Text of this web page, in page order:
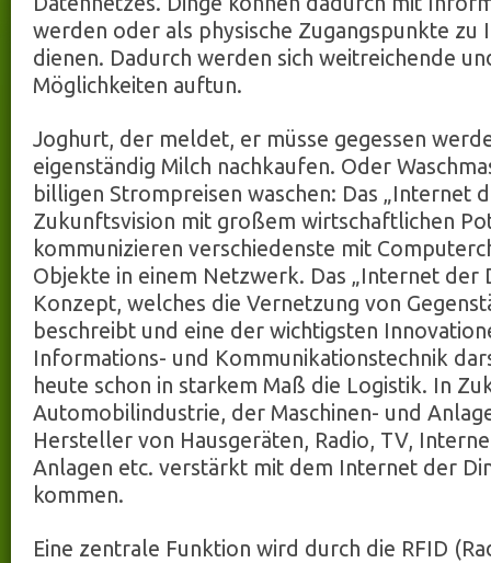
werden oder als physische Zugangspunkte zu
dienen. Dadurch werden sich weitreichende
Möglichkeiten auftun.
Joghurt, der meldet, er müsse gegessen
eigenständig Milch nachkaufen. Oder
billigen Strompreisen waschen: Das „Internet
Zukunftsvision mit großem wirtschaftlichen
kommunizieren verschiedenste mit
Objekte in einem Netzwerk. Das „Internet der
Konzept, welches die Vernetzung von
beschreibt und eine der wichtigsten
Informations- und Kommunikationstechnik
heute schon in starkem Maß die Logistik. In
Automobilindustrie, der Maschinen- und
Hersteller von Hausgeräten, Radio, TV,
Anlagen etc. verstärkt mit dem Internet der
kommen.
Eine zentrale Funktion wird durch die RFID